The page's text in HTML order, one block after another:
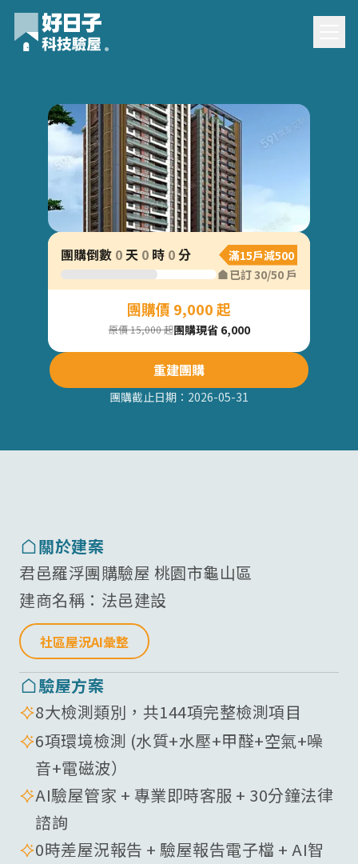
君邑羅浮團購驗屋
團購倒數 0天 0 時 0分
滿15戶減500
已訂30/50 戶
團購價 9,000 起
原價 15,000 起團購現省 6,000
重建團購
團購截止日期： 2026-05-31
關於建案
君邑羅浮團購驗屋 桃園市龜山區
建商名稱： 法邑建設
社區屋況AI彙整
驗屋方案
8大檢測類別，共144項完整檢測項目
6項環境檢測 (水質+水壓+甲醛+空氣+噪
音+電磁波）
AI驗屋管家 + 專業即時客服 + 30分鐘法律
諮詢
0時差屋況報告 + 驗屋報告電子檔 + AI智